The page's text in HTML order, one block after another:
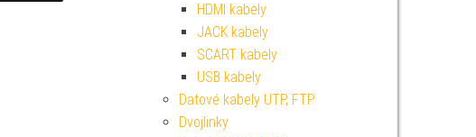
HDMI kabely
JACK kabely
SCART kabely
USB kabely
Datové kabely UTP, FTP
Dvojlinky